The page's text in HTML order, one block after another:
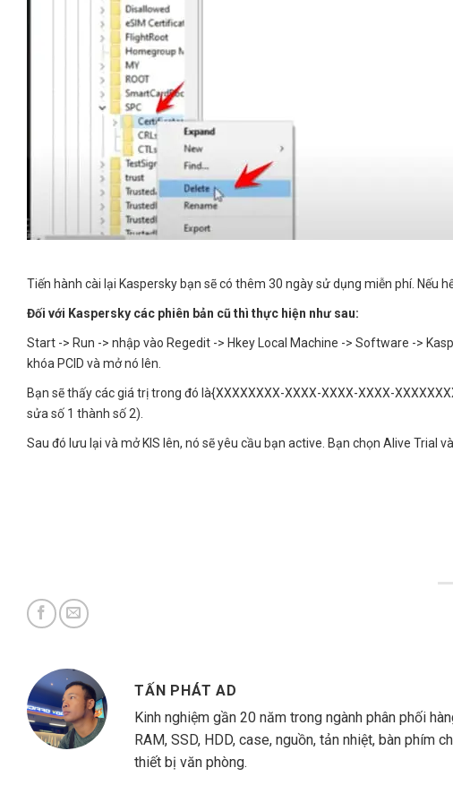
Tiến hành cài lại Kaspersky bạn sẽ có thêm 30 ngày sử dụng miễn phí. Nếu
Đối với Kaspersky các phiên bản cũ thì thực hiện như sau:
Start -> Run -> nhập vào Regedit -> Hkey Local Machine -> Software ->
khóa PCID và mở nó lên.
Bạn sẽ thấy các giá trị trong đó là{XXXXXXXX-XXXX-XXXX-XXXX-
sửa số 1 thành số 2).
Sau đó lưu lại và mở KIS lên, nó sẽ yêu cầu bạn active. Bạn chọn Alive Trial
TẤN PHÁT AD
Kinh nghiệm gần 20 năm trong ngành phân phối
RAM, SSD, HDD, case, nguồn, tản nhiệt, bàn phím
thiết bị văn phòng.